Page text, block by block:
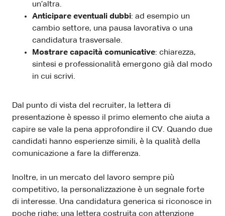
un’altra.
Anticipare eventuali dubbi: ad esempio un
cambio settore, una pausa lavorativa o una
candidatura trasversale.
Mostrare capacità comunicative: chiarezza,
sintesi e professionalità emergono già dal modo
in cui scrivi.
Dal punto di vista del recruiter, la lettera di
presentazione è spesso il primo elemento che aiuta a
capire se vale la pena approfondire il CV. Quando due
candidati hanno esperienze simili, è la qualità della
comunicazione a fare la differenza.
Inoltre, in un mercato del lavoro sempre più
competitivo, la personalizzazione è un segnale forte
di interesse. Una candidatura generica si riconosce in
poche righe; una lettera costruita con attenzione